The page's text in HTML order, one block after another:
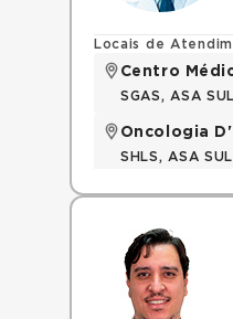
Locais de
Centro
SGAS, ASA
Oncologia
SHLS, ASA